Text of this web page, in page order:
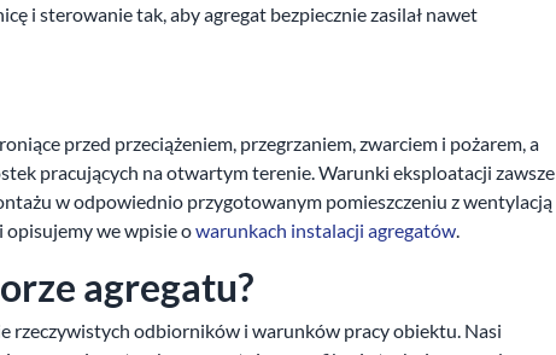
i sterowanie tak, aby agregat bezpiecznie zasilał nawet
przed przeciążeniem, przegrzaniem, zwarciem i pożarem, a
pracujących na otwartym terenie. Warunki eksploatacji zawsze
w odpowiednio przygotowanym pomieszczeniu z wentylacją
we wpisie owarunkach instalacji agregatów.
agregatu?
rzeczywistych odbiorników i warunków pracy obiektu. Nasi